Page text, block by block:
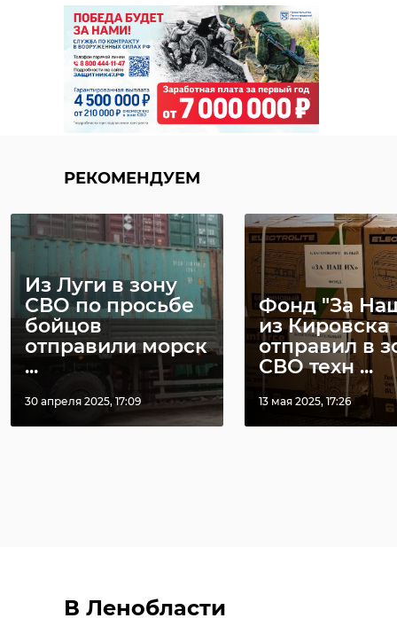
РЕКОМЕНДУЕМ
Из Луги в зону
СВО по просьбе
бойцов
отправили морск
...
30 апреля 2025, 17:09
Фонд "За
из Кировска
отправил в
СВО техн ...
13 мая 2025, 17:26
В Ленобласти
Школьников
познакомили с
профессией
медика в
Приозер ...
04 октября 2024, 20:46
Детские
Ленобласти
осмотрели
1700 малыше
17 октября 2024, 21:39